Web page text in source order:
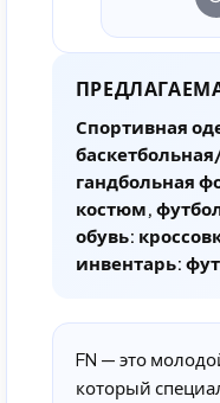
FN — это
который
Спортивная
гандбольная
костюм,
обувь:
инвентарь: